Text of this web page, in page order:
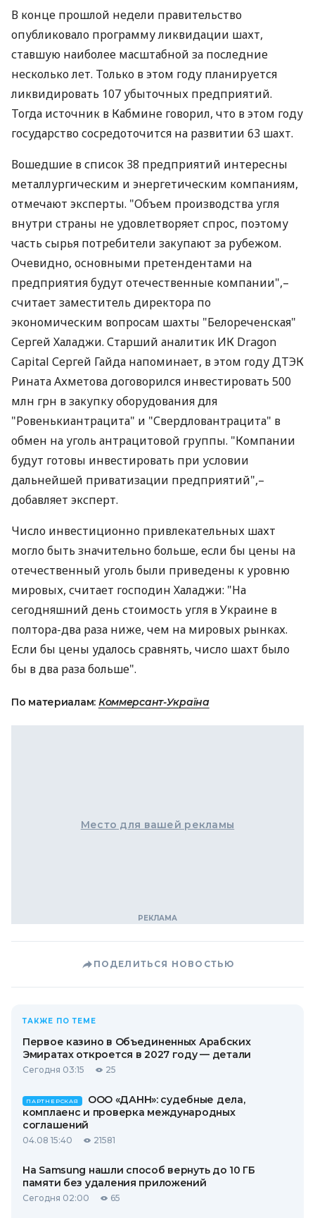
В конце прошлой недели правительство
опубликовало программу ликвидации шахт,
ставшую наиболее масштабной за последние
несколько лет. Только в этом году планируется
ликвидировать 107 убыточных предприятий.
Тогда источник в Кабмине говорил, что в этом году
государство сосредоточится на развитии 63 шахт.
Вошедшие в список 38 предприятий интересны
металлургическим и энергетическим компаниям,
отмечают эксперты. "Объем производства угля
внутри страны не удовлетворяет спрос, поэтому
часть сырья потребители закупают за рубежом.
Очевидно, основными претендентами на
предприятия будут отечественные компании",–
считает заместитель директора по
экономическим вопросам шахты "Белореченская"
Сергей Халаджи. Старший аналитик ИК Dragon
Capital Сергей Гайда напоминает, в этом году ДТЭК
Рината Ахметова договорился инвестировать 500
млн грн в закупку оборудования для
"Ровенькиантрацита" и "Свердловантрацита" в
обмен на уголь антрацитовой группы. "Компании
будут готовы инвестировать при условии
дальнейшей приватизации предприятий",–
добавляет эксперт.
Число инвестиционно привлекательных шахт
могло быть значительно больше, если бы цены на
отечественный уголь были приведены к уровню
мировых, считает господин Халаджи: "На
сегодняшний день стоимость угля в Украине в
полтора-два раза ниже, чем на мировых рынках.
Если бы цены удалось сравнять, число шахт было
бы в два раза больше".
По материалам: Коммерсант-Україна
Место для вашей рекламы
ПОДЕЛИТЬСЯ НОВОСТЬЮ
ТАКЖЕ ПО ТЕМЕ
Первое казино в Объединенных Арабских
Эмиратах откроется в 2027 году — детали
Сегодня 03:15 25
ПАРТНЕРСКАЯ
ООО «ДАНН»: судебные дела,
комплаенс и проверка международных
соглашений
04.08 15:40 21581
На Samsung нашли способ вернуть до 10 ГБ
памяти без удаления приложений
Сегодня 02:00 65